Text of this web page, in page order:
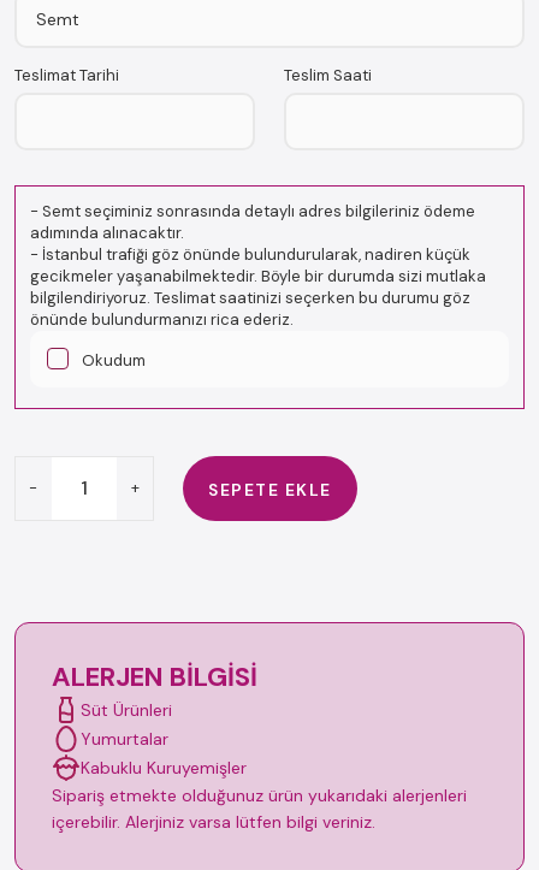
Teslimat Tarihi Teslim Saati
- Semt seçiminiz sonrasında detaylı adres bilgileriniz ödeme
adımında alınacaktır.
- İstanbul trafiği göz önünde bulundurularak, nadiren küçük
gecikmeler yaşanabilmektedir. Böyle bir durumda sizi mutlaka
bilgilendiriyoruz. Teslimat saatinizi seçerken bu durumu göz
önünde bulundurmanızı rica ederiz.
Okudum
- + SEPETE EKLE
ALERJEN BILGISI
Süt Ürünleri
Yumurtalar
Kabuklu Kuruyemişler
Sipariş etmekte olduğunuz ürün yukarıdaki alerjenleri
içerebilir. Alerjiniz varsa lütfen bilgi veriniz.